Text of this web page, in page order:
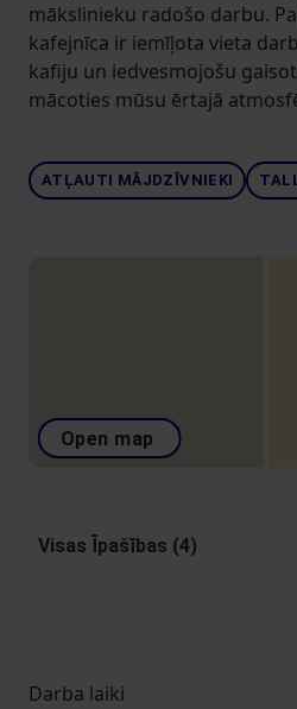
mākslinieku radošo darbu.
kafejnīca ir iemīļota vieta
kafiju un iedvesmojošu
mācoties mūsu ērtajā
ATĻAUTI MĀJDZĪVNIEKI
Open map
Visas Īpašības (4)
Darba laiki